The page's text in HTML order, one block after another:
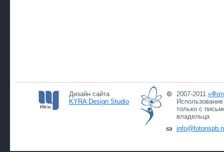
Дизайн сайта
KYRA Design Studio
2007-2011
только с
владельца